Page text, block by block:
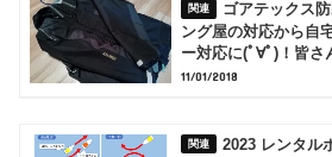
ゴアテックス
ング屋の対応から自
ー対応に(ﾟ∀ﾟ)！皆さ
11/01/2018
2023 レンタル